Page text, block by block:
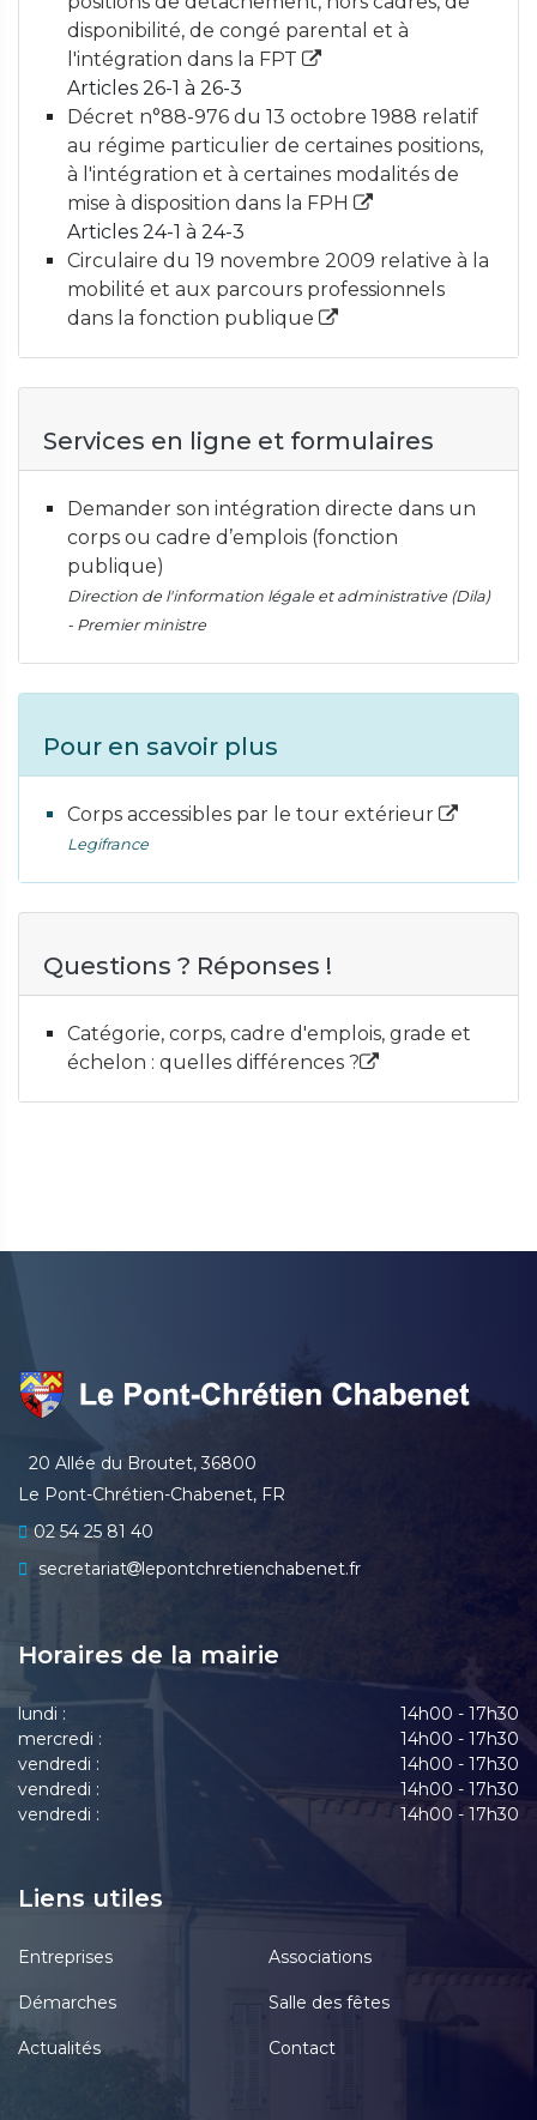
disponibilité, de congé parental et à
l'intégration dans la FPT
Articles 26-1 à 26-3
Décret n°88-976 du 13 octobre 1988 relatif
au régime particulier de certaines positions,
à l'intégration et à certaines modalités de
mise à disposition dans la FPH
Articles 24-1 à 24-3
Circulaire du 19 novembre 2009 relative à la
mobilité et aux parcours professionnels
dans la fonction publique
Services en ligne et formulaires
Demander son intégration directe dans un
corps ou cadre d’emplois (fonction
publique)
Direction de l'information légale et administrative (Dila)
- Premier ministre
Pour en savoir plus
Corps accessibles par le tour extérieur
Legifrance
Questions ? Réponses !
Catégorie, corps, cadre d'emplois, grade et
échelon : quelles différences ?
20 Allée du Broutet, 36800
Le Pont-Chrétien-Chabenet, FR
02 54 25 81 40
secretariat
lepontchretienchabenet.fr
Horaires de la mairie
lundi :
14h00 - 17h30
mercredi :
14h00 - 17h30
vendredi :
14h00 - 17h30
vendredi :
14h00 - 17h30
vendredi :
14h00 - 17h30
Liens utiles
Entreprises Associations
Démarches Salle des fêtes
Actualités Contact